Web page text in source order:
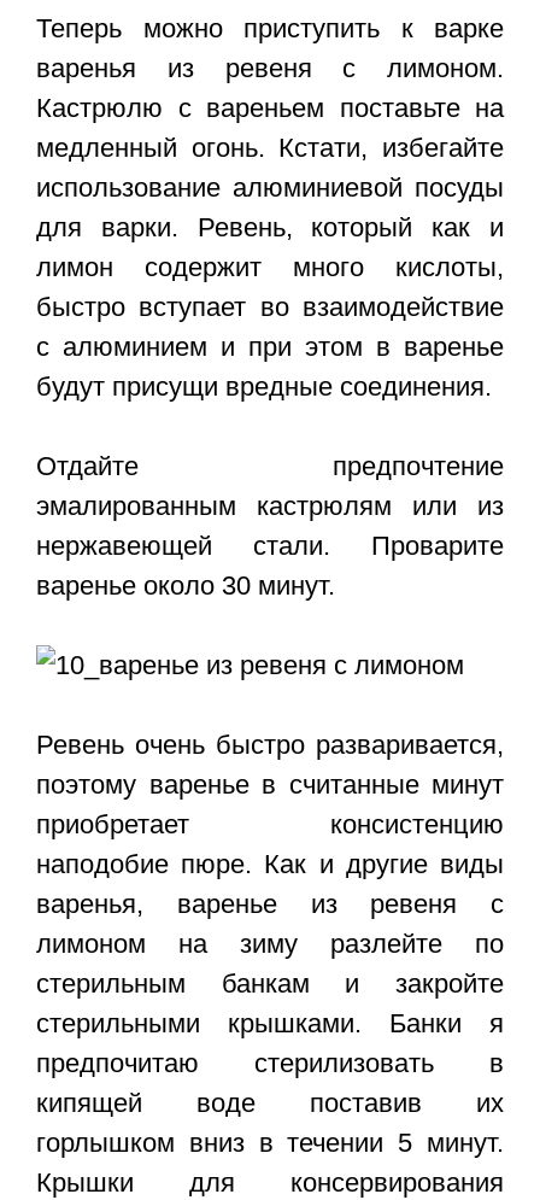
Теперь можно приступить к варке
варенья из ревеня с лимоном.
Кастрюлю с вареньем поставьте на
медленный огонь. Кстати, избегайте
использование алюминиевой посуды
для варки. Ревень, который как и
лимон содержит много кислоты,
быстро вступает во взаимодействие
с алюминием и при этом в варенье
будут присущи вредные соединения.
Отдайте предпочтение
эмалированным кастрюлям или из
нержавеющей стали. Проварите
варенье около 30 минут.
Ревень очень быстро разваривается,
поэтому варенье в считанные минут
приобретает консистенцию
наподобие пюре. Как и другие виды
варенья, варенье из ревеня с
лимоном
на зиму разлейте по
стерильным банкам и закройте
стерильными крышками. Банки я
предпочитаю стерилизовать в
кипящей воде поставив их
горлышком вниз в течении 5 минут.
Крышки для консервирования